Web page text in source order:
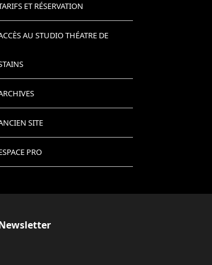
ET RÉSERVATION
AU STUDIO THÉATRE DE
SITE
PRO